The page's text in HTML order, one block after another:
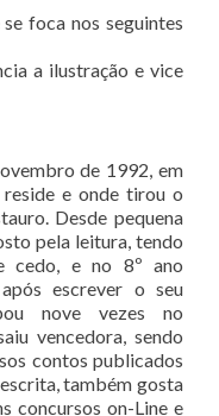
foca nos seguintes
a ilustração e vice
de 1992, em
reside e onde tirou o
Desde pequena
pela leitura, tendo
cedo, e no 8º ano
escrever o seu
nove vezes no
vencedora, sendo
contos publicados
também gosta
concursos on-Line e